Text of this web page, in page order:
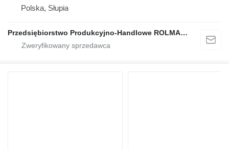
Polska, Słupia
Przedsiębiorstwo Produkcyjno-Handlowe ROLMAPOL Marcin Dziekan